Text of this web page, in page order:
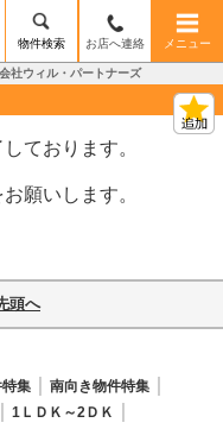
物件検索 お店へ連絡 メニュー
社ウィル・パートナーズ
ております。
願いします。
頭へ
集
南向き物件特集
1ＬＤＫ～2ＤＫ